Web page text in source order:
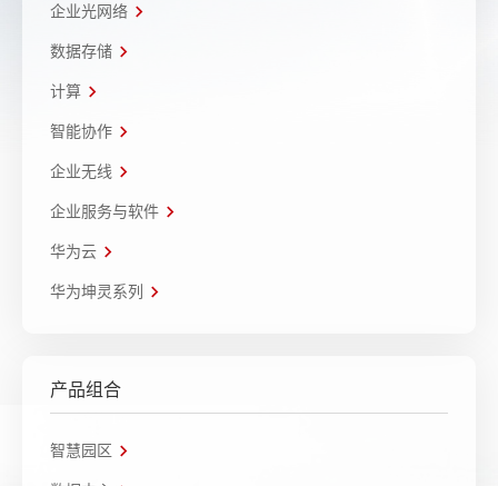
企业光网络
数据存储
计算
智能协作
企业无线
企业服务与软件
华为云
华为坤灵系列
产品组合
智慧园区